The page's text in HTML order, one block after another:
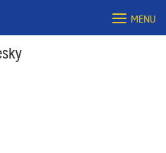
MENU